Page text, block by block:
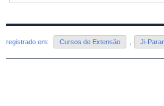
registrado em: Cursos de Extensão , Ji-